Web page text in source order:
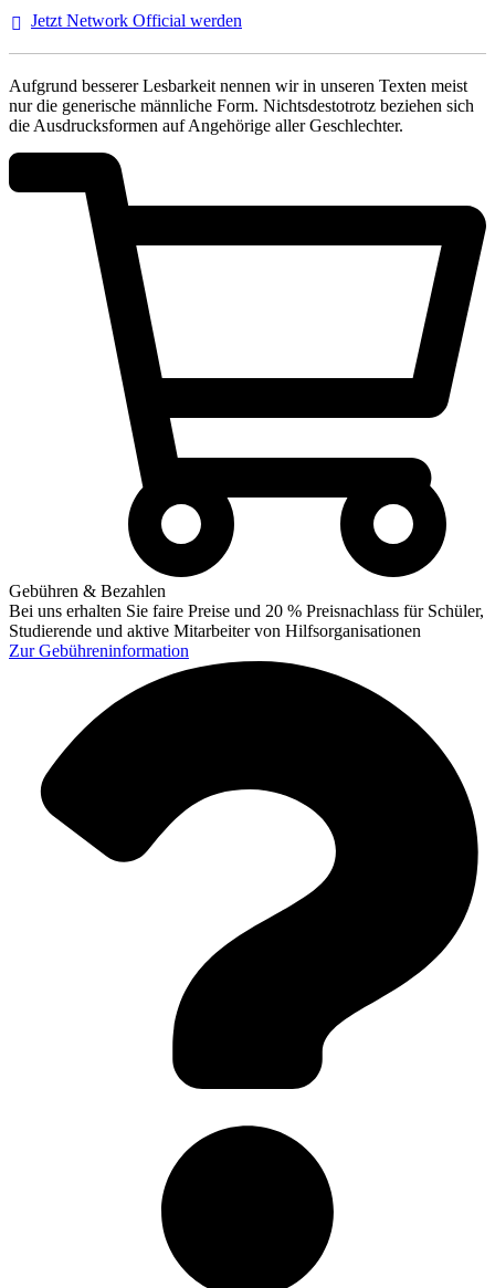
Jetzt Network Official werden
Aufgrund besserer Lesbarkeit nennen wir in unseren Texten meist
nur die generische männliche Form. Nichtsdestotrotz beziehen sich
die Ausdrucksformen auf Angehörige aller Geschlechter.
Gebühren & Bezahlen
Bei uns erhalten Sie faire Preise und 20 % Preisnachlass für Schüler,
Studierende und aktive Mitarbeiter von Hilfsorganisationen
ZurGebühreninformation